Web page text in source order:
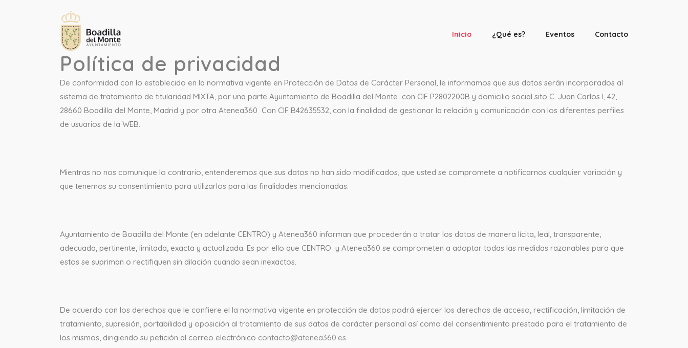
Inicio ¿Qué es? Eventos Contacto
Política de privacidad
De conformidad con lo establecido en la normativa vigente en Protección de Datos de Carácter Personal, le informamos que sus datos serán incorporados al
sistema de tratamiento de titularidad MIXTA, por una parte Ayuntamiento de Boadilla del Monte con CIF P2802200B y domicilio social sito C. Juan Carlos I, 42,
28660 Boadilla del Monte, Madrid y por otra Atenea360 Con CIF B42635532, con la finalidad de gestionar la relación y comunicación con los diferentes perfiles
de usuarios de la WEB.
Mientras no nos comunique lo contrario, entenderemos que sus datos no han sido modificados, que usted se compromete a notificarnos cualquier variación y
que tenemos su consentimiento para utilizarlos para las finalidades mencionadas.
Ayuntamiento de Boadilla del Monte (en adelante CENTRO) y Atenea360 informan que procederán a tratar los datos de manera lícita, leal, transparente,
adecuada, pertinente, limitada, exacta y actualizada. Es por ello que CENTRO y Atenea360 se comprometen a adoptar todas las medidas razonables para que
estos se supriman o rectifiquen sin dilación cuando sean inexactos.
De acuerdo con los derechos que le confiere el la normativa vigente en protección de datos podrá ejercer los derechos de acceso, rectificación, limitación de
tratamiento, supresión, portabilidad y oposición al tratamiento de sus datos de carácter personal así como del consentimiento prestado para el tratamiento de
los mismos, dirigiendo su petición al correo electrónico contacto@atenea360.es